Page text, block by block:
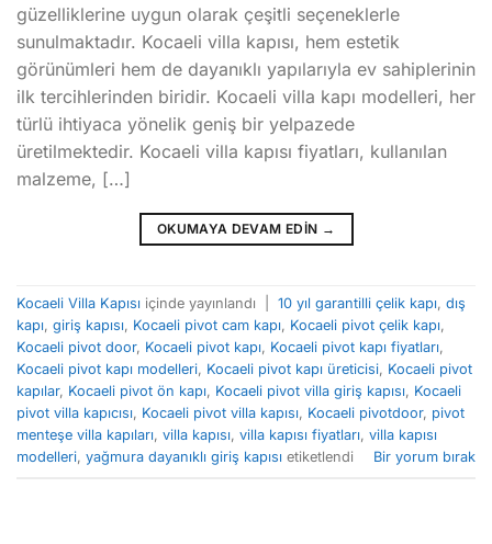
güzelliklerine uygun olarak çeşitli seçeneklerle
sunulmaktadır. Kocaeli villa kapısı, hem estetik
görünümleri hem de dayanıklı yapılarıyla ev sahiplerinin
ilk tercihlerinden biridir. Kocaeli villa kapı modelleri, her
türlü ihtiyaca yönelik geniş bir yelpazede
üretilmektedir. Kocaeli villa kapısı fiyatları, kullanılan
malzeme, […]
OKUMAYA DEVAM EDIN →
Kocaeli Villa Kapısı içinde yayınlandı 10 yıl garantilli çelik kapı, dış
kapı, giriş kapısı, Kocaeli pivot cam kapı, Kocaeli pivot çelik kapı,
Kocaeli pivot door, Kocaeli pivot kapı, Kocaeli pivot kapı fiyatları,
Kocaeli pivot kapı modelleri, Kocaeli pivot kapı üreticisi, Kocaeli pivot
kapılar, Kocaeli pivot ön kapı, Kocaeli pivot villa giriş kapısı, Kocaeli
pivot villa kapıcısı, Kocaeli pivot villa kapısı, Kocaeli pivotdoor, pivot
menteşe villa kapıları, villa kapısı, villa kapısı fiyatları, villa kapısı
modelleri, yağmura dayanıklı giriş kapısı etiketlendi Bir yorum bırak